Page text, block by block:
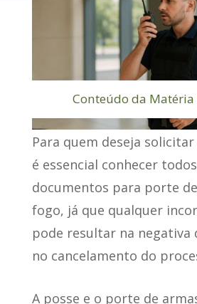
Conteúdo da Matéria
Para quem deseja
é essencial conhecer
documentos para porte
fogo, já que qualquer
pode resultar na negativa
no cancelamento do
A posse e o porte de